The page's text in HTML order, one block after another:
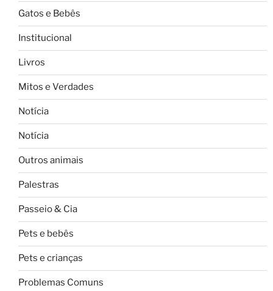
Gatos e Bebês
Institucional
Livros
Mitos e Verdades
Notícia
Notícia
Outros animais
Palestras
Passeio & Cia
Pets e bebês
Pets e crianças
Problemas Comuns